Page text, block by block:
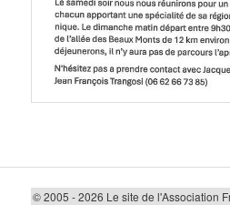
© 2005 - 2026 Le site de l'Association